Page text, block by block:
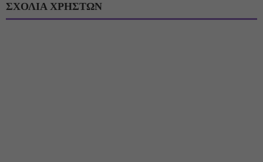
ΣΧΟΛΙΑ ΧΡΗΣΤΩΝ